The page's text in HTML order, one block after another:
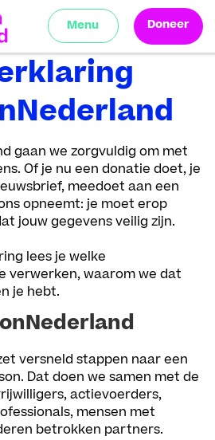
Menu Doneer
gaan we zorgvuldig om met
Of je nu een donatie doet, je
meedoet aan een
opneemt: je moet erop
jouw gegevens veilig zijn.
lees je welke
verwerken, waarom we dat
je hebt.
versneld stappen naar een
Dat doen we samen met de
actievoerders,
mensen met
betrokken partners.